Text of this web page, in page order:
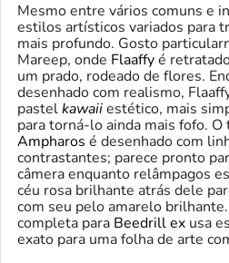
Mesmo entre vários comuns e
estilos artísticos variados para
mais profundo. Gosto
Mareep, onde Flaaffyé
um prado, rodeado de flores.
desenhado com realismo,
pastelkawaiiestético, mais
para torná-lo ainda mais fofo.
Ampharos é desenhado com
contrastantes; parece pronto
câmera enquanto relâmpagos
céu rosa brilhante atrás dele
com seu pelo amarelo
completa para Beedrill ex usa
exato para uma folha de arte